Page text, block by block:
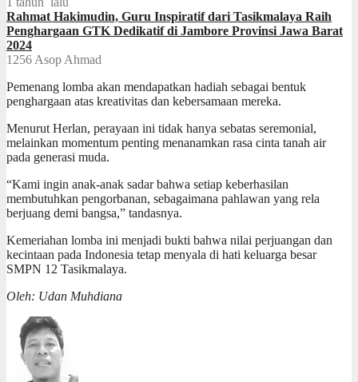
Rahmat Hakimudin, Guru Inspiratif dari Tasikmalaya Raih
Penghargaan GTK Dedikatif di Jambore Provinsi Jawa Barat
2024
1256 Asop Ahmad
Pemenang lomba akan mendapatkan hadiah sebagai bentuk
penghargaan atas kreativitas dan kebersamaan mereka.
Menurut Herlan, perayaan ini tidak hanya sebatas seremonial,
melainkan momentum penting menanamkan rasa cinta tanah air
pada generasi muda.
“Kami ingin anak-anak sadar bahwa setiap keberhasilan
membutuhkan pengorbanan, sebagaimana pahlawan yang rela
berjuang demi bangsa,” tandasnya.
Kemeriahan lomba ini menjadi bukti bahwa nilai perjuangan dan
kecintaan pada Indonesia tetap menyala di hati keluarga besar
SMPN 12 Tasikmalaya.
Oleh: Udan Muhdiana